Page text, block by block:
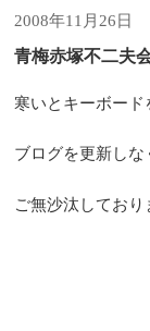
2008年11月26日
青梅赤塚不二夫
寒いとキーボード
ブログを更新しな
ご無沙汰しており